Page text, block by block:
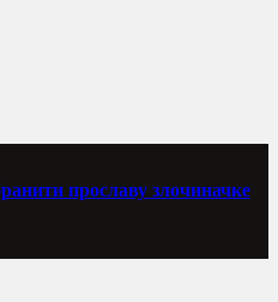
прославу злочиначке